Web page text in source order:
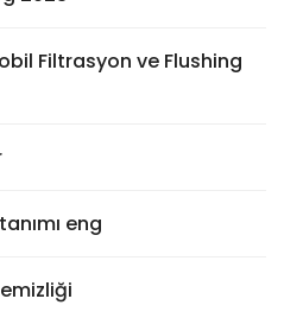
Filtrasyon ve Flushing
eng